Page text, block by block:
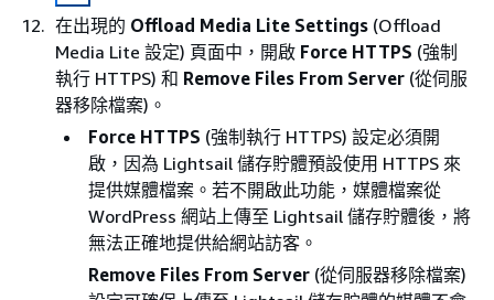
在出現的 Offload Media Lite Settings (Offload
Media Lite 設定) 頁面中，開啟 Force HTTPS (強制
執行 HTTPS) 和 Remove Files From Server (從伺服
器移除檔案)。
Force HTTPS (強制執行 HTTPS) 設定必須開
啟，因為 Lightsail 儲存貯體預設使用 HTTPS 來
提供媒體檔案。若不開啟此功能，媒體檔案從
WordPress 網站上傳至 Lightsail 儲存貯體後，將
無法正確地提供給網站訪客。
Remove Files From Server (從伺服器移除檔案)